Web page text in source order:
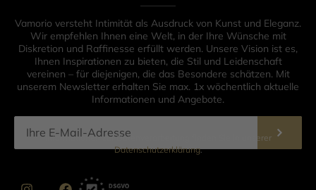
Vamorio versteht Intimität als Ausdruck von Kunst und Eleganz.
Wir empfehlen Ihnen eine Welt, in der Ihre Wünsche mit
Diskretion und Raffinesse erfüllt werden. Unsere Vision ist es,
Ihnen Inspirationen zu bieten, die Stil und Leidenschaft
vereinen – für diejenigen, die das Besondere schätzen. Mit
unserem Newsletter erhalten Sie max. 1x wöchentlich aktuelle
Informationen und Angebote.
Informationen zur Datenverarbeitung finden Sie in unserer
Datenschutzerklärung.